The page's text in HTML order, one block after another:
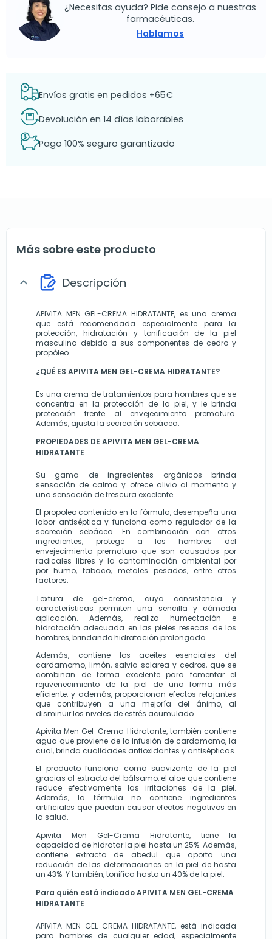
¿Necesitas ayuda? Pide consejo a nuestras
farmacéuticas.
Hablamos
Envíos gratis en pedidos +65€
Devolución en 14 días laborables
Pago 100% seguro garantizado
Más sobre este producto
expand_more Descripción
APIVITA MEN GEL-CREMA HIDRATANTE, es una crema
que está recomendada especialmente para la
protección, hidratación y tonificación de la piel
masculina debido a sus componentes de cedro y
propóleo.
¿QUÉ ES APIVITA MEN GEL-CREMA HIDRATANTE?
Es una crema de tratamientos para hombres que se
concentra en la protección de la piel, y le brinda
protección frente al envejecimiento prematuro.
Además, ajusta la secreción sebácea.
PROPIEDADES DE APIVITA MEN GEL-CREMA
HIDRATANTE
Su gama de ingredientes orgánicos brinda
sensación de calma y ofrece alivio al momento y
una sensación de frescura excelente.
El propoleo contenido en la fórmula, desempeña una
labor antiséptica y funciona como regulador de la
secreción sebácea. En combinación con otros
ingredientes, protege a los hombres del
envejecimiento prematuro que son causados por
radicales libres y la contaminación ambiental por
por humo, tabaco, metales pesados, entre otros
factores.
Textura de gel-crema, cuya consistencia y
características permiten una sencilla y cómoda
aplicación. Además, realiza humectación e
hidratación adecuada en las pieles resecas de los
hombres, brindando hidratación prolongada.
Además, contiene los aceites esenciales del
cardamomo, limón, salvia sclarea y cedros, que se
combinan de forma excelente para fomentar el
rejuvenecimiento de la piel de una forma más
eficiente, y además, proporcionan efectos relajantes
que contribuyen a una mejoría del ánimo, al
disminuir los niveles de estrés acumulado.
Apivita Men Gel-Crema Hidratante, también contiene
agua que proviene de la infusión de cardamomo, la
cual, brinda cualidades antioxidantes y antisépticas.
El producto funciona como suavizante de la piel
gracias al extracto del bálsamo, el aloe que contiene
reduce efectivamente las irritaciones de la piel.
Además, la fórmula no contiene ingredientes
artificiales que puedan causar efectos negativos en
la salud.
Apivita Men Gel-Crema Hidratante, tiene la
capacidad de hidratar la piel hasta un 25%. Además,
contiene extracto de abedul que aporta una
reducción de las deformaciones en la piel de hasta
un 43%. Y también, tonifica hasta un 40% de la piel.
Para quién está indicado APIVITA MEN GEL-CREMA
HIDRATANTE
APIVITA MEN GEL-CREMA HIDRATANTE, está indicada
para hombres de cualquier edad, especialmente